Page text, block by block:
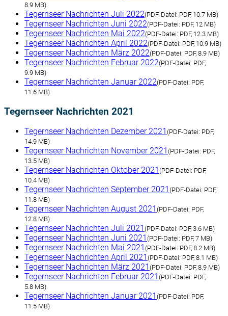
8.9 MB)
Tegernseer Nachrichten Juli 2022(PDF-Datei: PDF, 10.7 MB)
Tegernseer Nachrichten Juni 2022(PDF-Datei: PDF, 12 MB)
Tegernseer Nachrichten Mai 2022(PDF-Datei: PDF, 12.3 MB)
Tegernseer Nachrichten April 2022(PDF-Datei: PDF, 10.9 MB)
Tegernseer Nachrichten März 2022(PDF-Datei: PDF, 8.9 MB)
Tegernseer Nachrichten Februar 2022(PDF-Datei: PDF,
9.9 MB)
Tegernseer Nachrichten Januar 2022(PDF-Datei: PDF,
11.6 MB)
Tegernseer Nachrichten 2021
Tegernseer Nachrichten Dezember 2021 (PDF-Datei: PDF,
14.9 MB)
Tegernseer Nachrichten November 2021 (PDF-Datei: PDF,
13.5 MB)
Tegernseer Nachrichten Oktober 2021 (PDF-Datei: PDF,
10.4 MB)
Tegernseer Nachrichten September 2021 (PDF-Datei: PDF,
11.8 MB)
Tegernseer Nachrichten August 2021 (PDF-Datei: PDF,
12.8 MB)
Tegernseer Nachrichten Juli 2021 (PDF-Datei: PDF, 3.6 MB)
Tegernseer Nachrichten Juni 2021 (PDF-Datei: PDF, 7 MB)
Tegernseer Nachrichten Mai 2021 (PDF-Datei: PDF, 8.2 MB)
Tegernseer Nachrichten April 2021 (PDF-Datei: PDF, 8.1 MB)
Tegernseer Nachrichten März 2021 (PDF-Datei: PDF, 8.9 MB)
Tegernseer Nachrichten Februar 2021 (PDF-Datei: PDF,
5.8 MB)
Tegernseer Nachrichten Januar 2021 (PDF-Datei: PDF,
11.5 MB)